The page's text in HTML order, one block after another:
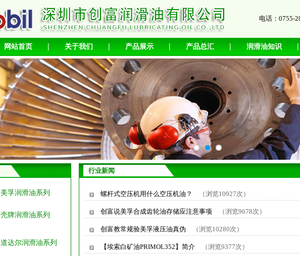
电话：0755-
网站首页 | 关于我们 | 产品展示 | 产品总汇 | 润滑油知识 |
美孚润滑油系列
壳牌润滑油系列
道达尔润滑油系列
行业新闻
螺杆式空压机用什么空压机油？ （浏览10927次）
创富说美孚合成齿轮油存储应注意事项 （浏览9678次）
创富教常规验美孚液压油真伪 （浏览10280次）
【埃索白矿油PRIMOL352】简介 （浏览9377次）